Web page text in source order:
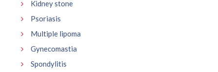
Kidney stone
Psoriasis
Multiple lipoma
Gynecomastia
Spondylitis